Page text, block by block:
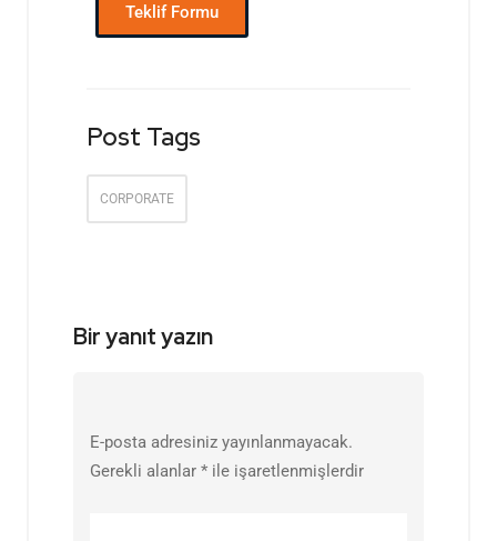
Teklif Formu
Post Tags
CORPORATE
Bir yanıt yazın
E-posta adresiniz yayınlanmayacak.
Gerekli alanlar * ile işaretlenmişlerdir